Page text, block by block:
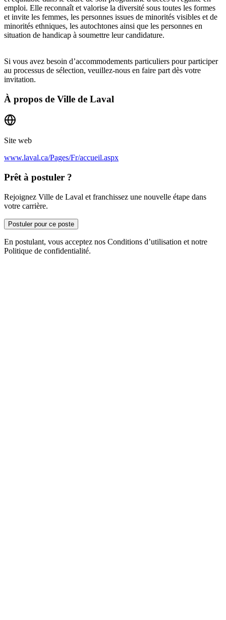
emploi. Elle reconnaît et valorise la diversité sous toutes les formes
et invite les femmes, les personnes issues de minorités visibles et de
minorités ethniques, les autochtones ainsi que les personnes en
situation de handicap à soumettre leur candidature.
Si vous avez besoin d’accommodements particuliers pour participer
au processus de sélection, veuillez-nous en faire part dès votre
invitation.
À propos de Ville de Laval
Site web
www.laval.ca/Pages/Fr/accueil.aspx
Prêt à postuler ?
Rejoignez Ville de Laval et franchissez une nouvelle étape dans
votre carrière.
Postuler pour ce poste
En postulant, vous acceptez nos Conditions d’utilisation et notre
Politique de confidentialité.